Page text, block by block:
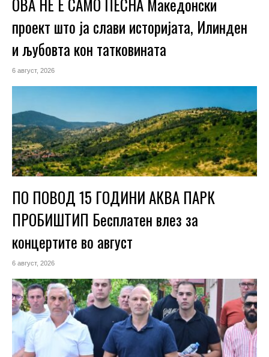
ОВА НЕ Е САМО ПЕСНА Македонски
проект што ја слави историјата, Илинден
и љубовта кон татковината
6 август, 2026
ПО ПОВОД 15 ГОДИНИ АКВА ПАРК
ПРОБИШТИП Бесплатен влез за
концертите во август
6 август, 2026